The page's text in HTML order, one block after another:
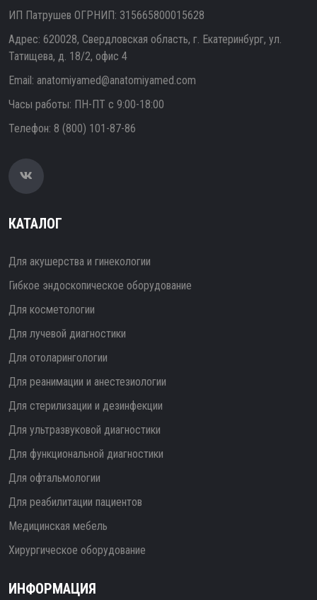
ИП Патрушев ОГРНИП: 315665800015628
Адрес: 620028, Свердловская область, г. Екатеринбург, ул.
Татищева, д. 18/2, офис 4
Email: anatomiyamed@anatomiyamed.com
Часы работы: ПН-ПТ с 9:00-18:00
Телефон: 8 (800) 101-87-86
КАТАЛОГ
Для акушерства и гинекологии
Гибкое эндоскопическое оборудование
Для косметологии
Для лучевой диагностики
Для отоларингологии
Для реанимации и анестезиологии
Для стерилизации и дезинфекции
Для ультразвуковой диагностики
Для функциональной диагностики
Для офтальмологии
Для реабилитации пациентов
Медицинская мебель
Хирургическое оборудование
ИНФОРМАЦИЯ